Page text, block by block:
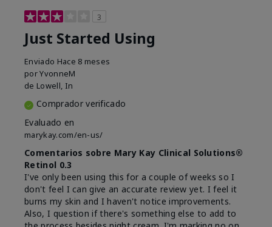
3
Just Started Using
Enviado Hace 8 meses
porYvonneM
de Lowell, In
Comprador verificado
Evaluado en
marykay.com/en-us/
Comentarios sobre Mary Kay Clinical Solutions®
Retinol 0.3
I've only been using this for a couple of weeks so I
don't feel I can give an accurate review yet. I feel it
burns my skin and I haven't notice improvements.
Also, I question if there's something else to add to